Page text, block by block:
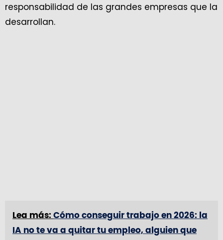
responsabilidad de las grandes empresas que la
desarrollan.
Lea más: Cómo conseguir trabajo en 2026: la
IA no te va a quitar tu empleo, alguien que